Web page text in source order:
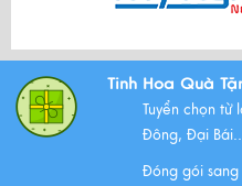
Bộ Tam Sự Là Gì ? Bộ Tam
Trong Văn Hóa Thờ Cúng?
Xem thêm
Tinh Hoa Quà
Tuyển chọn từ
Đông, Đại
Đóng gói